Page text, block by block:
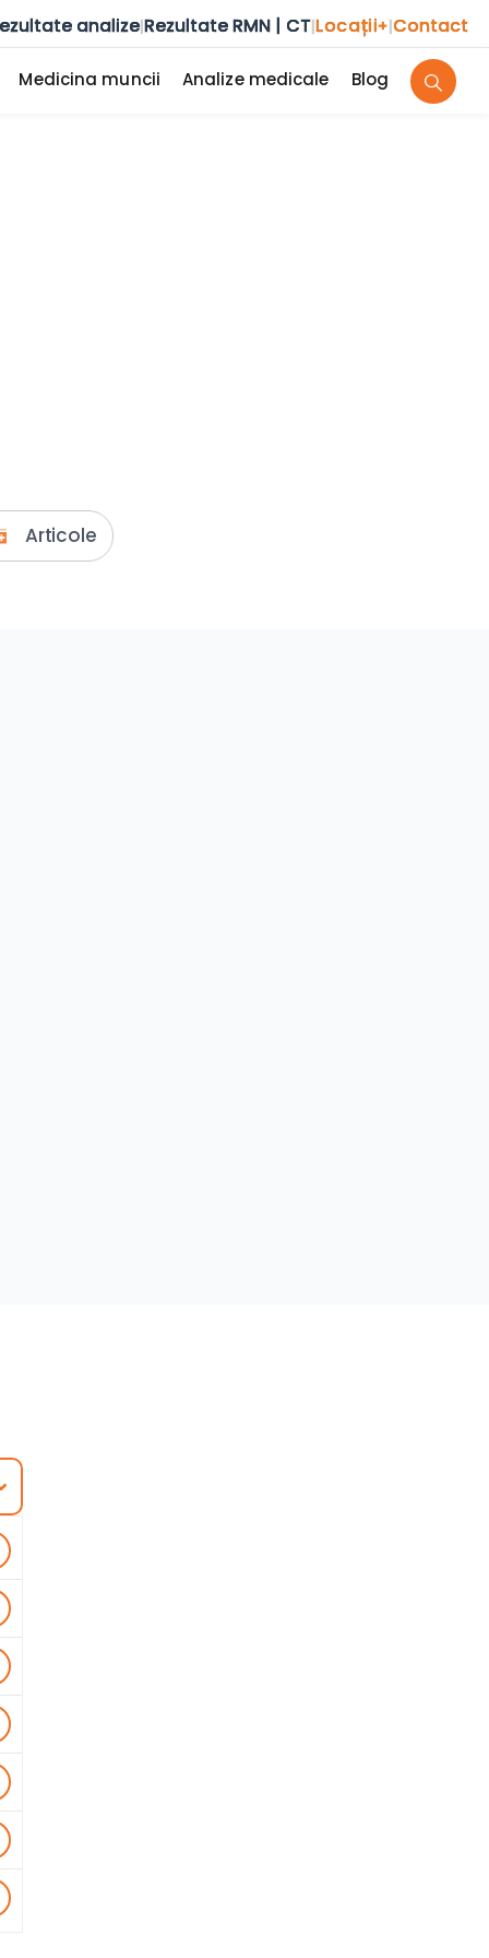
analize|Rezultate RMN | CT|Locații+|Contact
Medicina muncii Analize medicale Blog
Articole